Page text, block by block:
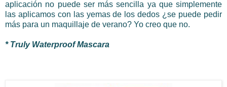
aplicación no puede ser más sencilla ya que simplemente
las aplicamos con las yemas de los dedos ¿se puede pedir
más para un maquillaje de verano? Yo creo que no.
* Truly Waterproof Mascara